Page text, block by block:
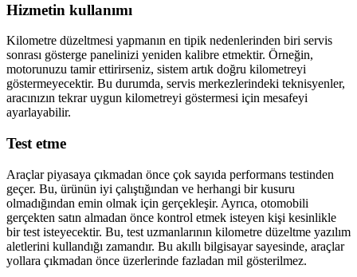
Hizmetin kullanımı
Kilometre düzeltmesi yapmanın en tipik nedenlerinden biri servis
sonrası gösterge panelinizi yeniden kalibre etmektir. Örneğin,
motorunuzu tamir ettirirseniz, sistem artık doğru kilometreyi
göstermeyecektir. Bu durumda, servis merkezlerindeki teknisyenler,
aracınızın tekrar uygun kilometreyi göstermesi için mesafeyi
ayarlayabilir.
Test etme
Araçlar piyasaya çıkmadan önce çok sayıda performans testinden
geçer. Bu, ürünün iyi çalıştığından ve herhangi bir kusuru
olmadığından emin olmak için gerçekleşir. Ayrıca, otomobili
gerçekten satın almadan önce kontrol etmek isteyen kişi kesinlikle
bir test isteyecektir. Bu, test uzmanlarının kilometre düzeltme yazılım
aletlerini kullandığı zamandır. Bu akıllı bilgisayar sayesinde, araçlar
yollara çıkmadan önce üzerlerinde fazladan mil gösterilmez.